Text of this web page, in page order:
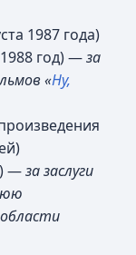
1987 года)
год) —за
«Ну,
—за заслуги